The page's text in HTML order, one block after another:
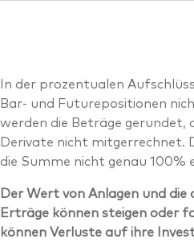
In der prozentualen
Bar- und Futurepositionen
werden die Beträge gerundet,
Derivate nicht mitgerrechnet.
die Summe nicht genau 100%
Der Wert von Anlagen und
Erträge können steigen oder
können Verluste auf ihre